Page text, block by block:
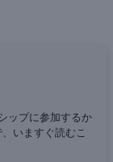
ップに参加するか
いますぐ読むこ